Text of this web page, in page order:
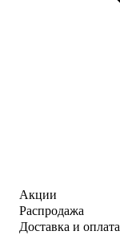
Акции
Распродажа
Доставка и оплата